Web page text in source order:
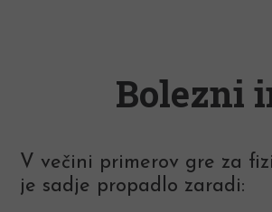
Bolezni
V večini primerov gre za
je sadje propadlo zaradi: